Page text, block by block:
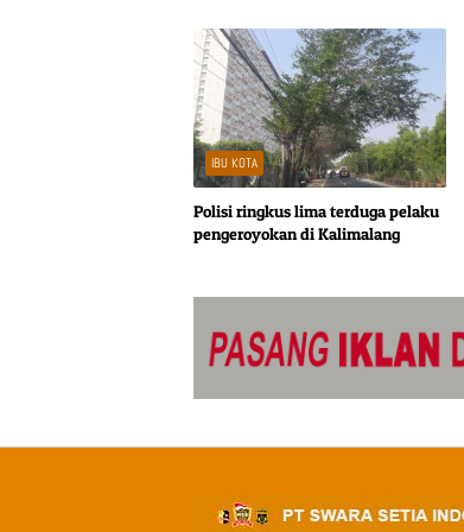
IBU KOTA
Polisi ringkus lima terduga pelaku
pengeroyokan di Kalimalang